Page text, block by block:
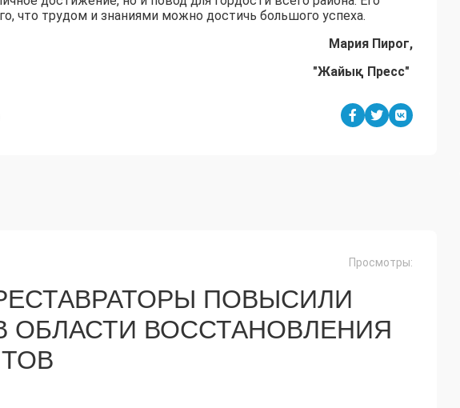
что трудом и знаниями можно достичь большого успеха.
Мария Пирог,
"Жайық Пресс"
Просмотры:
ПОВЫСИЛИ
ОБЛАСТИ ВОССТАНОВЛЕНИЯ